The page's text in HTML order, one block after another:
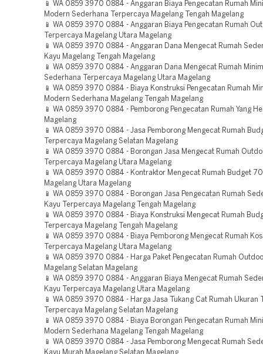
📱 WA 0859 3970 0884 - Anggaran Biaya Pengecatan Rumah
Modern Sederhana Terpercaya Magelang Tengah Magelang
📱 WA 0859 3970 0884 - Anggaran Biaya Pengecatan Rumah
Terpercaya Magelang Utara Magelang
📱 WA 0859 3970 0884 - Anggaran Dana Mengecat Rumah
Kayu Magelang Tengah Magelang
📱 WA 0859 3970 0884 - Anggaran Dana Mengecat Rumah
Sederhana Terpercaya Magelang Utara Magelang
📱 WA 0859 3970 0884 - Biaya Konstruksi Pengecatan Rumah
Modern Sederhana Magelang Tengah Magelang
📱 WA 0859 3970 0884 - Pemborong Pengecatan Rumah Yang
Magelang
📱 WA 0859 3970 0884 - Jasa Pemborong Mengecat Rumah
Terpercaya Magelang Selatan Magelang
📱 WA 0859 3970 0884 - Borongan Jasa Mengecat Rumah
Terpercaya Magelang Utara Magelang
📱 WA 0859 3970 0884 - Kontraktor Mengecat Rumah Budget
Magelang Utara Magelang
📱 WA 0859 3970 0884 - Borongan Jasa Pengecatan Rumah
Kayu Terpercaya Magelang Tengah Magelang
📱 WA 0859 3970 0884 - Biaya Konstruksi Mengecat Rumah
Terpercaya Magelang Tengah Magelang
📱 WA 0859 3970 0884 - Biaya Pemborong Mengecat Rumah
Terpercaya Magelang Utara Magelang
📱 WA 0859 3970 0884 - Harga Paket Pengecatan Rumah
Magelang Selatan Magelang
📱 WA 0859 3970 0884 - Anggaran Biaya Mengecat Rumah
Kayu Terpercaya Magelang Utara Magelang
📱 WA 0859 3970 0884 - Harga Jasa Tukang Cat Rumah Ukuran
Terpercaya Magelang Selatan Magelang
📱 WA 0859 3970 0884 - Biaya Borongan Pengecatan Rumah
Modern Sederhana Magelang Tengah Magelang
📱 WA 0859 3970 0884 - Jasa Pemborong Mengecat Rumah
Kayu Murah Magelang Selatan Magelang